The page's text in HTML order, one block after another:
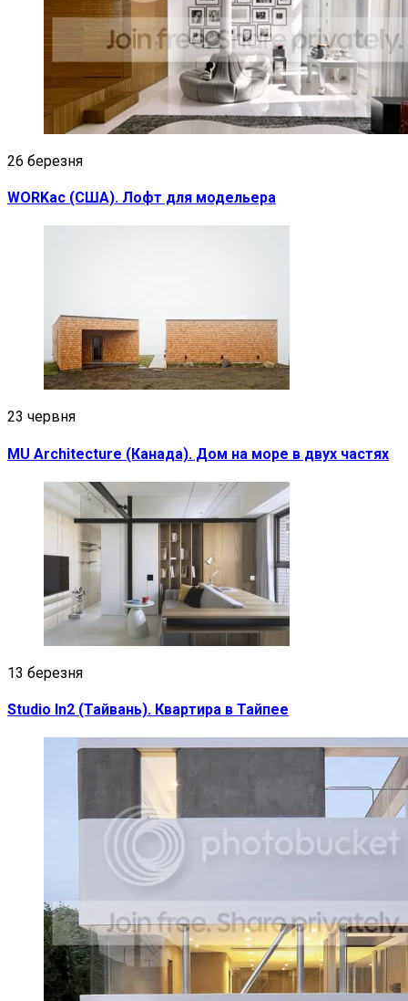
26 березня
WORKac (США). Лофт для модельера
23 червня
MU Architecture (Канада). Дом на море в двух частях
13 березня
Studio In2 (Тайвань). Квартира в Тайпее